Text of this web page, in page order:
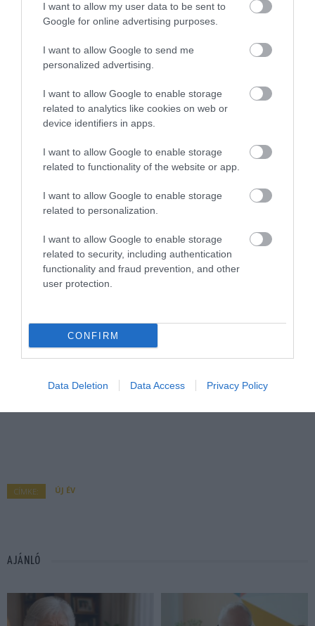
I want to allow my user data to be sent to
Google for online advertising purposes.
I want to allow Google to send me
personalized advertising.
I want to allow Google to enable storage
related to analytics like cookies on web or
device identifiers in apps.
I want to allow Google to enable storage
related to functionality of the website or app.
I want to allow Google to enable storage
related to personalization.
I want to allow Google to enable storage
related to security, including authentication
functionality and fraud prevention, and other
user protection.
CONFIRM
Data Deletion Data Access Privacy Policy
CÍMKE: ÚJ ÉV
AJÁNLÓ